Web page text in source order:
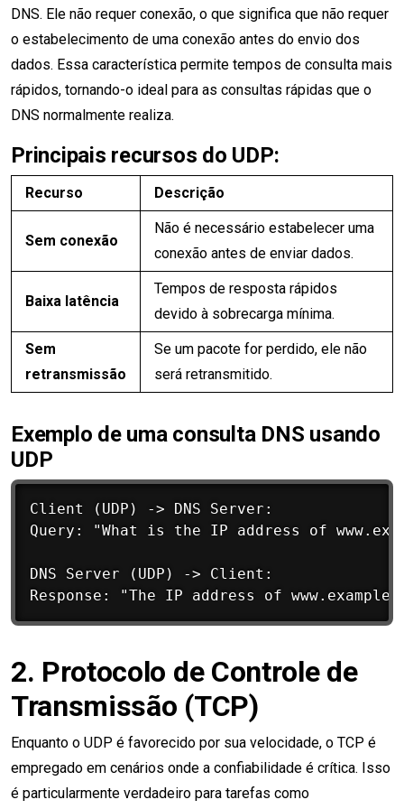
DNS. Ele não requer conexão, o que significa que não requer
o estabelecimento de uma conexão antes do envio dos
dados. Essa característica permite tempos de consulta mais
rápidos, tornando-o ideal para as consultas rápidas que o
DNS normalmente realiza.
Principais recursos do UDP:
Recurso Descrição
Sem conexão
Não é necessário estabelecer uma
conexão antes de enviar dados.
Baixa latência
Tempos de resposta rápidos
devido à sobrecarga mínima.
Sem
retransmissão
Se um pacote for perdido, ele não
será retransmitido.
Exemplo de uma consulta DNS usando
UDP
Client (UDP) -> DNS Server:
Query: "What is the IP address of
DNS Server (UDP) -> Client:
2. Protocolo de Controle de
Transmissão (TCP)
Enquanto o UDP é favorecido por sua velocidade, o TCP é
empregado em cenários onde a confiabilidade é crítica. Isso
é particularmente verdadeiro para tarefas como